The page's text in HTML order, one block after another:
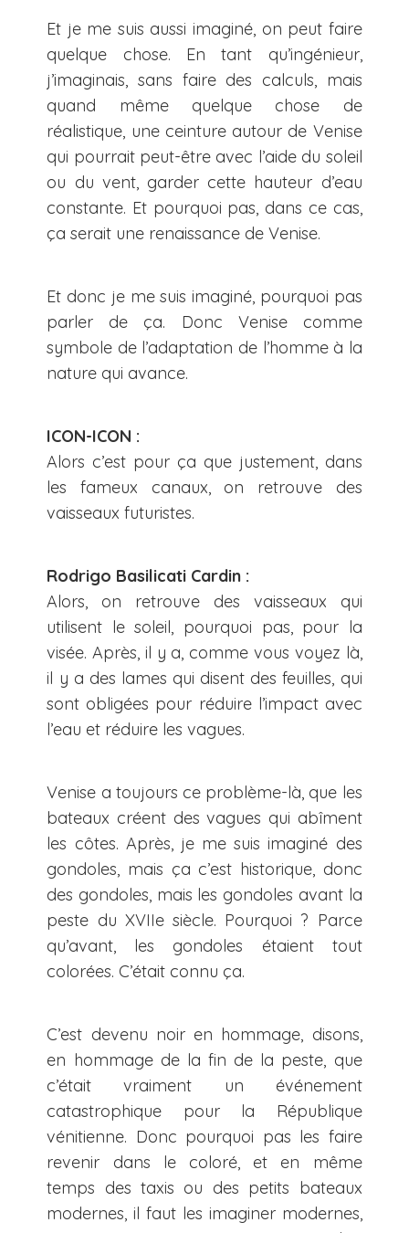
Et je me suis aussi imaginé, on peut faire
quelque chose. En tant qu’ingénieur,
j’imaginais, sans faire des calculs, mais
quand même quelque chose de
réalistique, une ceinture autour de Venise
qui pourrait peut-être avec l’aide du soleil
ou du vent, garder cette hauteur d’eau
constante. Et pourquoi pas, dans ce cas,
ça serait une renaissance de Venise.
Et donc je me suis imaginé, pourquoi pas
parler de ça. Donc Venise comme
symbole de l’adaptation de l’homme à la
nature qui avance.
ICON-ICON :
Alors c’est pour ça que justement, dans
les fameux canaux, on retrouve des
vaisseaux futuristes.
Rodrigo Basilicati Cardin :
Alors, on retrouve des vaisseaux qui
utilisent le soleil, pourquoi pas, pour la
visée. Après, il y a, comme vous voyez là,
il y a des lames qui disent des feuilles, qui
sont obligées pour réduire l’impact avec
l’eau et réduire les vagues.
Venise a toujours ce problème-là, que les
bateaux créent des vagues qui abîment
les côtes. Après, je me suis imaginé des
gondoles, mais ça c’est historique, donc
des gondoles, mais les gondoles avant la
peste du XVIIe siècle. Pourquoi ? Parce
qu’avant, les gondoles étaient tout
colorées. C’était connu ça.
C’est devenu noir en hommage, disons,
en hommage de la fin de la peste, que
c’était vraiment un événement
catastrophique pour la République
vénitienne. Donc pourquoi pas les faire
revenir dans le coloré, et en même
temps des taxis ou des petits bateaux
modernes, il faut les imaginer modernes,